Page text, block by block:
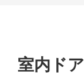
室内ドア